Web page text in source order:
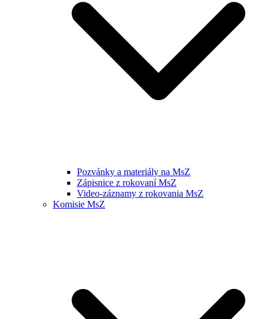
Pozvánky a materiály na MsZ
Zápisnice z rokovaní MsZ
Video-záznamy z rokovania MsZ
Komisie MsZ